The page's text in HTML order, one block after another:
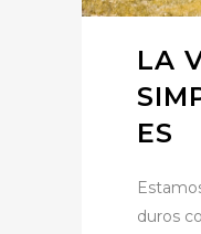
LA
ES
duros